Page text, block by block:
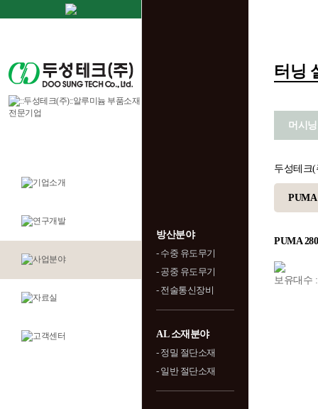
방산분야
- 수중 유도무기
- 공중 유도무기
- 전술통신장비
AL 소재분야
- 정밀 절단소재
- 일반 절단소재
터닝
머시
두성테크
PUMA
PUMA
보유대수